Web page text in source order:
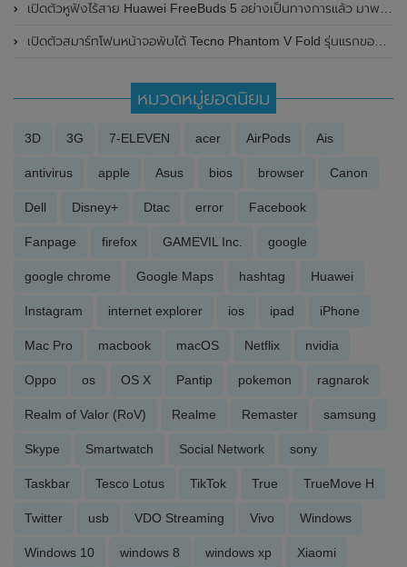
เปิดตัวหูฟังไร้สาย Huawei FreeBuds 5 อย่างเป็นทางการแล้ว มาพร้อมดีไซน์แปลกตา ฟีเจอร์ระบบตัดเสียงรบกวน ANC , ชาร์จเร็วมาก และฟังได้นานถึง 30 ชั่วโมง
เปิดตัวสมาร์ทโฟนหน้าจอพับได้ Tecno Phantom V Fold รุ่นแรกของบริษัทอย่างเป็นทางการแล้วในอินเดีย
หมวดหมู่ยอดนิยม
3D 3G 7-ELEVEN acer AirPods Ais
antivirus apple Asus bios browser Canon
Dell Disney+ Dtac error Facebook
Fanpage firefox GAMEVIL Inc. google
google chrome Google Maps hashtag Huawei
Instagram internet explorer ios ipad iPhone
Mac Pro macbook macOS Netflix nvidia
Oppo os OS X Pantip pokemon ragnarok
Realm of Valor (RoV) Realme Remaster samsung
Skype Smartwatch Social Network sony
Taskbar Tesco Lotus TikTok True TrueMove H
Twitter usb VDO Streaming Vivo Windows
Windows 10 windows 8 windows xp Xiaomi